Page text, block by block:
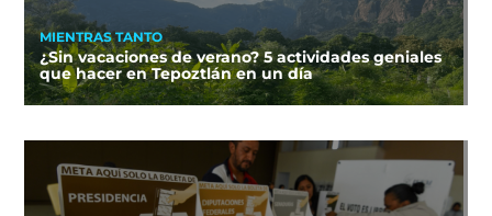
MIENTRAS TANTO
¿Sin vacaciones de verano? 5 actividades geniales
que hacer en Tepoztlán en un día